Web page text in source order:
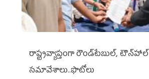
రాష్ట్రవ్యాప్తంగా రౌండ్‌టేబుల్‌, టౌన్‌హాల్‌
సమావేశాలు..ఫొటోలు